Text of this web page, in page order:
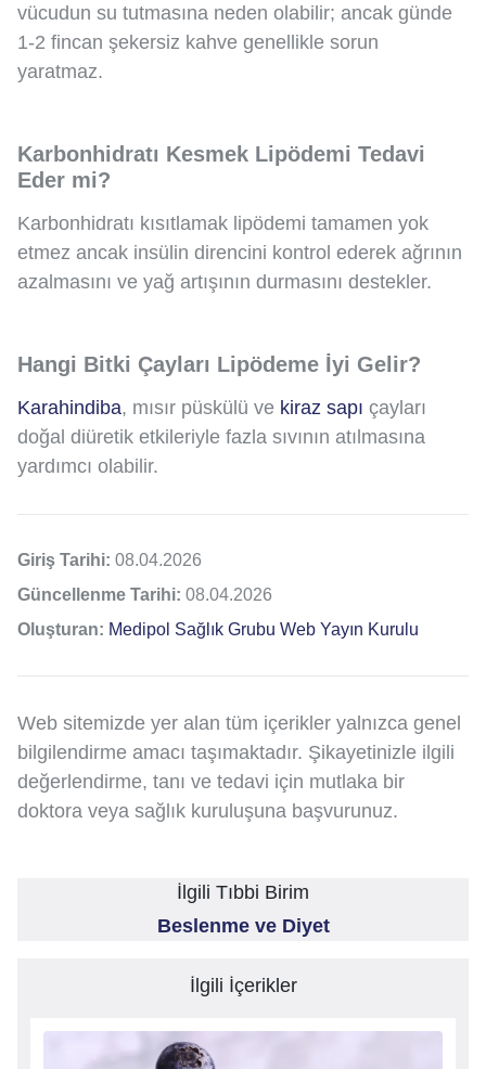
vücudun su tutmasına neden olabilir; ancak günde
1-2 fincan şekersiz kahve genellikle sorun
yaratmaz.
Karbonhidratı Kesmek Lipödemi Tedavi
Eder mi?
Karbonhidratı kısıtlamak lipödemi tamamen yok
etmez ancak insülin direncini kontrol ederek ağrının
azalmasını ve yağ artışının durmasını destekler.
Hangi Bitki Çayları Lipödeme İyi Gelir?
Karahindiba, mısır püskülü ve kiraz sapı çayları
doğal diüretik etkileriyle fazla sıvının atılmasına
yardımcı olabilir.
Giriş Tarihi: 08.04.2026
Güncellenme Tarihi: 08.04.2026
Oluşturan: Medipol Sağlık Grubu Web Yayın Kurulu
Web sitemizde yer alan tüm içerikler yalnızca genel
bilgilendirme amacı taşımaktadır. Şikayetinizle ilgili
değerlendirme, tanı ve tedavi için mutlaka bir
doktora veya sağlık kuruluşuna başvurunuz.
İlgili Tıbbi Birim
Beslenme ve Diyet
İlgili İçerikler